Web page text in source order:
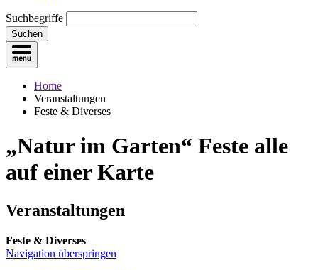
Suchbegriffe
Suchen
Home
Veranstaltungen
Feste & Diverses
„Natur im Garten“ Feste alle
auf einer Karte
Veranstaltungen
Feste & Diverses
Navigation überspringen